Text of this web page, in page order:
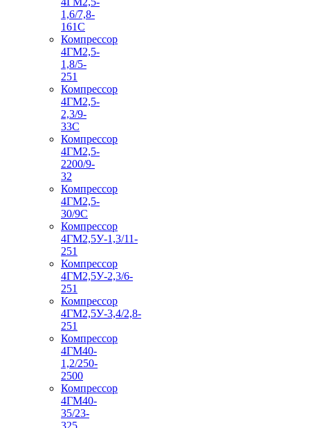
1,6/7,8-
161С
Компрессор
4ГМ2,5-
1,8/5-
251
Компрессор
4ГМ2,5-
2,3/9-
33С
Компрессор
4ГМ2,5-
2200/9-
32
Компрессор
4ГМ2,5-
30/9С
Компрессор
4ГМ2,5У-1,3/11-
251
Компрессор
4ГМ2,5У-2,3/6-
251
Компрессор
4ГМ2,5У-3,4/2,8-
251
Компрессор
4ГМ40-
1,2/250-
2500
Компрессор
4ГМ40-
35/23-
325